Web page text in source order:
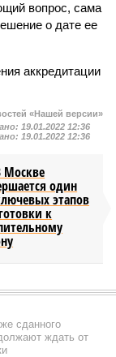
вопрос, сама
о дате ее
аккредитации
«Нашей версии»
19.01.2022 12:36
19.01.2022 12:36
Москве
один
этапов
к
сданного
ждать от